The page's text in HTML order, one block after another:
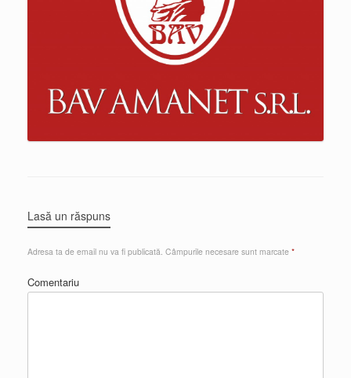
Lasă un răspuns
Adresa ta de email nu va fi publicată. Câmpurile necesare sunt marcate *
Comentariu